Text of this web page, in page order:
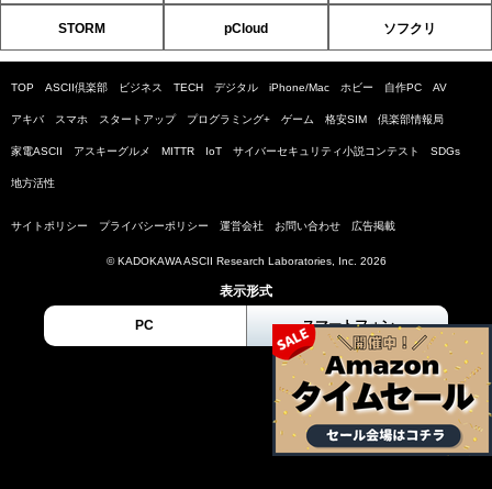
STORM pCloud ソフクリ
TOP ASCII倶楽部 ビジネス TECH デジタル iPhone/Mac ホビー 自作PC AV
アキバ スマホ スタートアップ プログラミング+ ゲーム 格安SIM 倶楽部情報局
家電ASCII アスキーグルメ MITTR IoT サイバーセキュリティ小説コンテスト SDGs
地方活性
サイトポリシー プライバシーポリシー 運営会社 お問い合わせ 広告掲載
© KADOKAWA ASCII Research Laboratories, Inc. 2026
表示形式
PC スマートフォン